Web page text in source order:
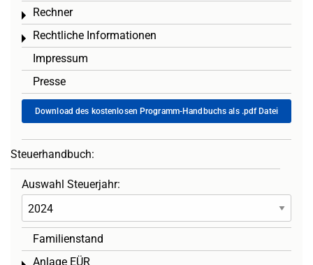
Rechner
Toggle menu
Rechtliche Informationen
Toggle menu
Impressum
Presse
Download des kostenlosen Programm-Handbuchs als .pdf Datei
Steuerhandbuch:
Auswahl Steuerjahr:
Familienstand
Anlage EÜR